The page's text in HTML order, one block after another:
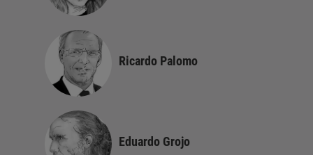
Ricardo Palomo
Eduardo Grojo